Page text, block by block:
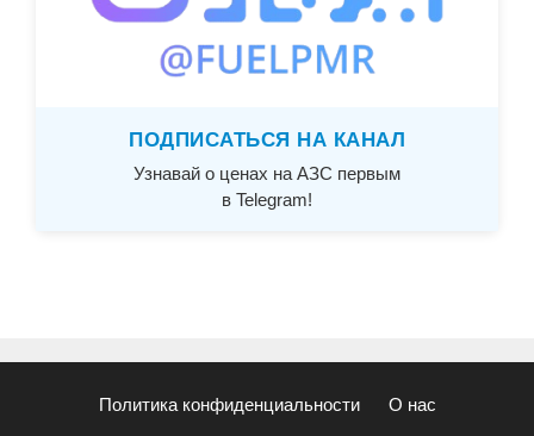
ПОДПИСАТЬСЯ НА КАНАЛ
Узнавай о ценах на АЗС первым
в Telegram!
Политика конфиденциальности О нас